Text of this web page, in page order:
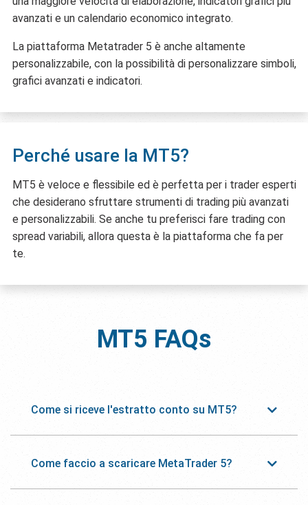
avanzati e un calendario economico integrato.
La piattaforma Metatrader 5 è anche altamente
personalizzabile, con la possibilità di personalizzare simboli,
grafici avanzati e indicatori.
Perché usare la MT5?
MT5 è veloce e flessibile ed è perfetta per i trader esperti
che desiderano sfruttare strumenti di trading più avanzati
e personalizzabili. Se anche tu preferisci fare trading con
spread variabili, allora questa è la piattaforma che fa per
te.
MT5 FAQs
Come si riceve l'estratto conto su MT5?
Come faccio a scaricare MetaTrader 5?